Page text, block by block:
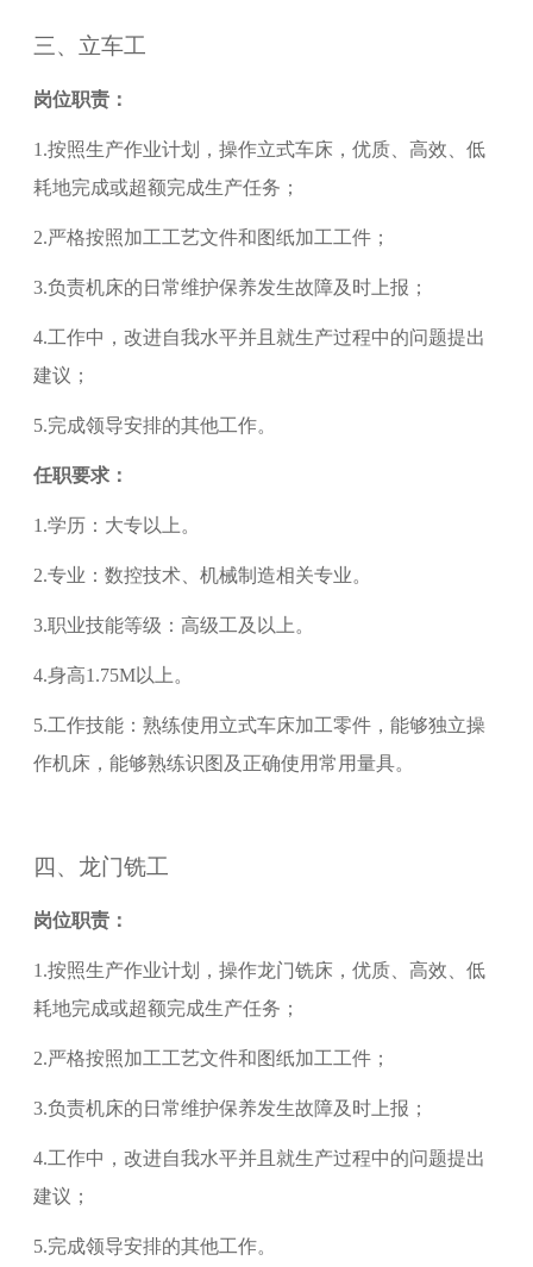
三、 立车工
岗位职责：
1.按照生产作业计划，操作立式车床 ，优质、高效、低
耗地完成或超额完成生产任务；
2.严格按照加工工艺文件和图纸加工工件；
3.负责机床的日常维护保养发生故障及时上报；
4.工作中，改进自我水平并且就生产过程中的问题提出
建议；
5.完成领导安排的其他工作。
任职要求：
1.学历：大专以上。
2.专业：数控技术、机械制造相关专业。
3.职业技能等级：高级工 及以上。
4.身高1.75M以上。
5.工作技能：熟练使用 立式车床加工零件，能够独立操
作机床，能够熟练识图及正确使用常用量具。
四、 龙门铣工
岗位职责：
1.按照生产作业计划，操作龙门铣床，优质、高效、低
耗地完成或超额完成生产任务；
2.严格按照加工工艺文件和图纸加工工件；
3.负责机床的日常维护保养发生故障及时上报；
4.工作中，改进自我水平并且就生产过程中的问题提出
建议；
5.完成领导安排的其他工作。